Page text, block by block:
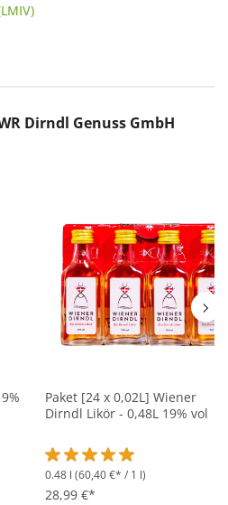
Dirndl Genuss GmbH
Paket [24 x 0,02L] Wiener
Dirndl Likör - 0,48L 19% vol
Durchschnittliche
0.48 l (60,40 €* / 1 l)
28,99 €*